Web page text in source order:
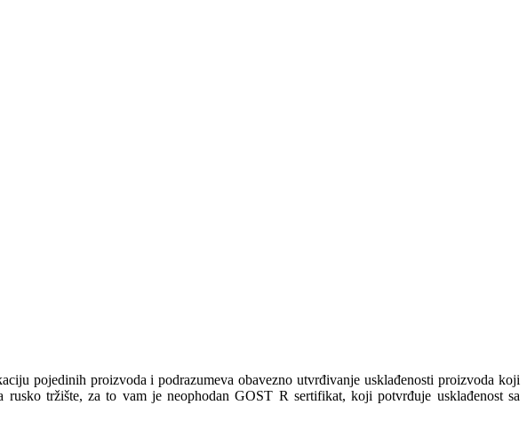
pojedinih proizvoda i podrazumeva obavezno utvrđivanje usklađenosti proizvoda koji
tržište, za to vam je neophodan GOST R sertifikat, koji potvrđuje usklađenost sa